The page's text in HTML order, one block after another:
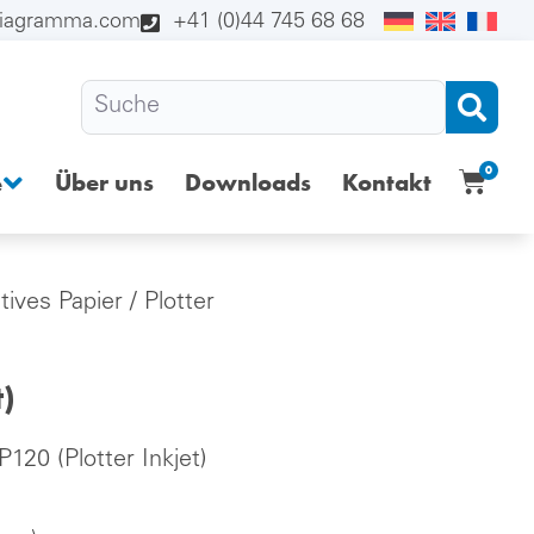
+41 (0)44 745 68 68
Über uns Downloads Kontakt 0
Papier / Plotter
(Plotter Inkjet)